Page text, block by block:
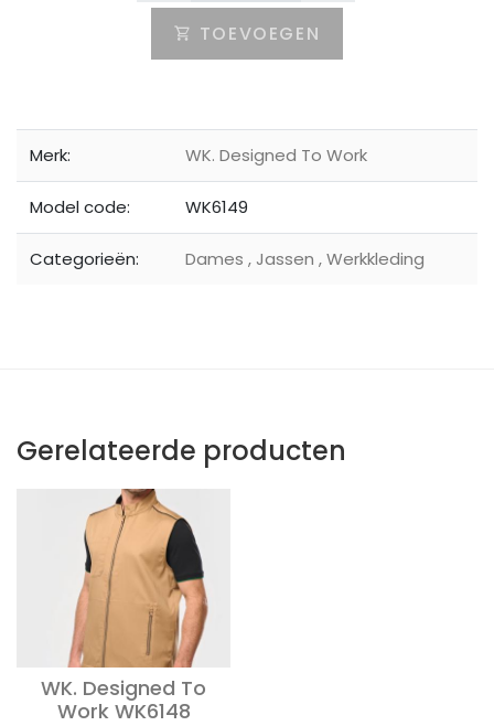
TOEVOEGEN
Merk: WK. Designed To Work
Model code: WK6149
Categorieën: Dames , Jassen ,Werkkleding
Gerelateerde producten
WK. Designed To
Work WK6148